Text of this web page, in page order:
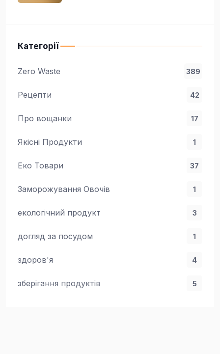
Категорії
Zero Waste 389
Рецепти 42
Про вощанки 17
Якісні Продукти 1
Еко Товари 37
Заморожування Овочів 1
екологічний продукт 3
догляд за посудом 1
здоров'я 4
зберігання продуктів 5